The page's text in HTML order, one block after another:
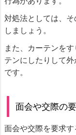
対処法としては、
しましょう。
また、カーテンを
テンにしたりして
です。
面会や交際の
面会や交際を要求